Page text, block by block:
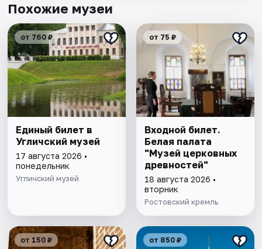
Похожие музеи
от 760 ₽
Единый билет в
Угличский музей
17 августа 2026 •
понедельник
Угличский музей
от 75 ₽
Входной билет.
Белая палата
"Музей церковных
древностей"
18 августа 2026 •
вторник
Ростовский кремль
от 150 ₽ от 850 ₽